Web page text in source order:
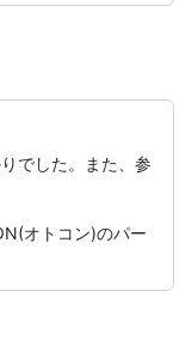
でした。また、参
オトコン)のパー